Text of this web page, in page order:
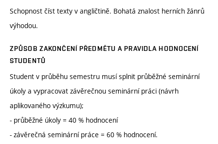
Schopnost číst texty v angličtině. Bohatá znalost herních žánrů
výhodou.
ZPŮSOB ZAKONČENÍ PŘEDMĚTU A PRAVIDLA HODNOCENÍ
STUDENTŮ
Student v průběhu semestru musí splnit průběžné seminární
úkoly a vypracovat závěrečnou seminární práci (návrh
aplikovaného výzkumu);
- průběžné úkoly = 40 % hodnocení
- závěrečná seminární práce = 60 % hodnocení.